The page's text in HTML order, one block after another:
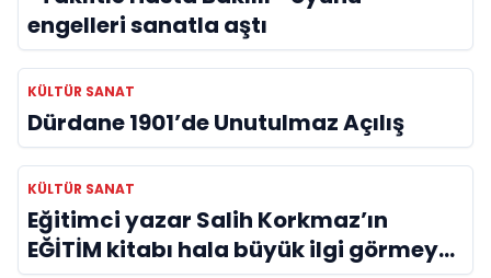
engelleri sanatla aştı
KÜLTÜR SANAT
Dürdane 1901’de Unutulmaz Açılış
KÜLTÜR SANAT
Eğitimci yazar Salih Korkmaz’ın
EĞİTİM kitabı hala büyük ilgi görmeye